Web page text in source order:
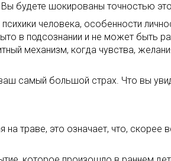
будете шокированы точностью
человека, особенности
в подсознании и не может быть
механизм, когда чувства,
самый большой страх. Что вы
траве, это означает, что,